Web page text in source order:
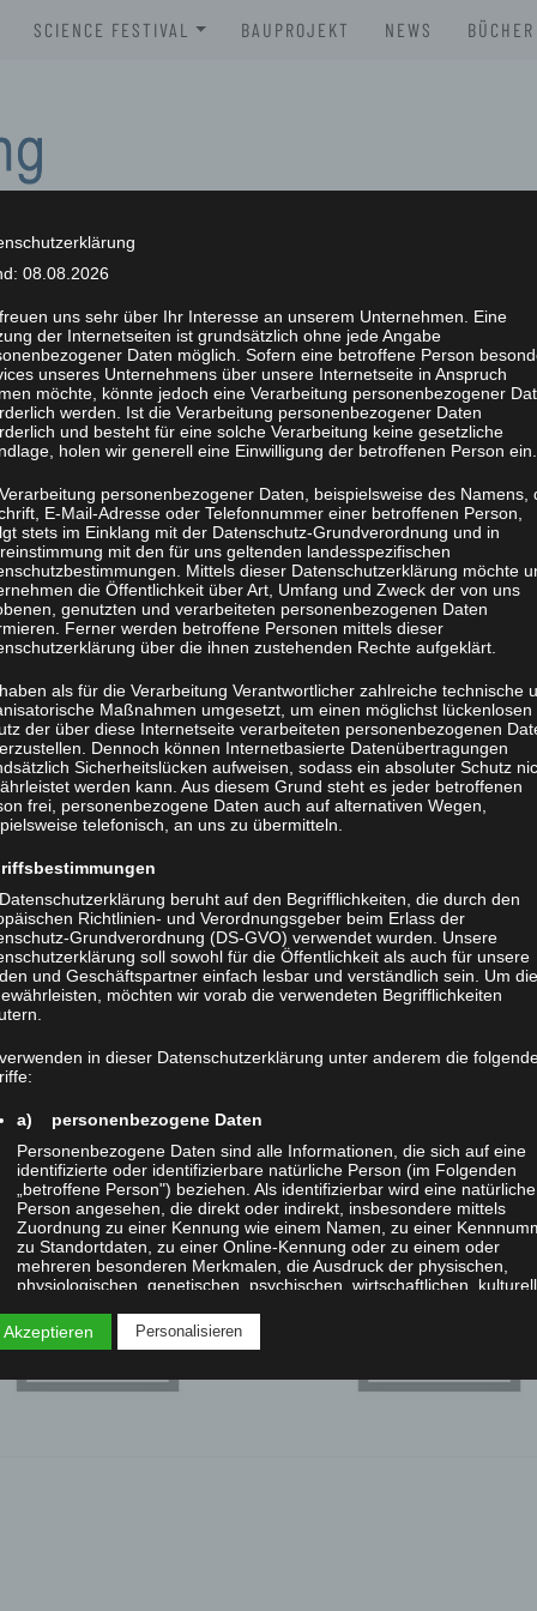
SCIENCE FESTIVAL
XLAB SCIENCE FESTIVAL 2023
SCIENCE FESTIVAL 2004-2023
BAUPROJEKT NEWS BÜCHER
08.08.2026
uns sehr über Ihr Interesse an unserem Unternehmen. Eine
der Internetseiten ist grundsätzlich ohne jede Angabe
Daten möglich. Sofern eine betroffene Person
unseres Unternehmens über unsere Internetseite in Anspruch
möchte, könnte jedoch eine Verarbeitung personenbezogener
werden. Ist die Verarbeitung personenbezogener Daten
und besteht für eine solche Verarbeitung keine gesetzliche
holen wir generell eine Einwilligung der betroffenen Person ein.
personenbezogener Daten, beispielsweise des Namens,
E-Mail-Adresse oder Telefonnummer einer betroffenen Person,
stets im Einklang mit der Datenschutz-Grundverordnung und in
mit den für uns geltenden landesspezifischen
Mittels dieser Datenschutzerklärung möchte
die Öffentlichkeit über Art, Umfang und Zweck der von uns
genutzten und verarbeiteten personenbezogenen Daten
Ferner werden betroffene Personen mittels dieser
über die ihnen zustehenden Rechte aufgeklärt.
als für die Verarbeitung Verantwortlicher zahlreiche technische
Maßnahmen umgesetzt, um einen möglichst lückenlosen
der über diese Internetseite verarbeiteten personenbezogenen
Dennoch können Internetbasierte Datenübertragungen
Sicherheitslücken aufweisen, sodass ein absoluter Schutz
werden kann. Aus diesem Grund steht es jeder betroffenen
frei, personenbezogene Daten auch auf alternativen Wegen,
telefonisch, an uns zu übermitteln.
beruht auf den Begrifflichkeiten, die durch den
Richtlinien- und Verordnungsgeber beim Erlass der
Grundverordnung (DS-GVO) verwendet wurden. Unsere
soll sowohl für die Öffentlichkeit als auch für unsere
und Geschäftspartner einfach lesbar und verständlich sein. Um
möchten wir vorab die verwendeten Begrifflichkeiten
in dieser Datenschutzerklärung unter anderem die
a) personenbezogene Daten
Personenbezogene Daten sind alle Informationen, die sich auf eine
identifizierte oder identifizierbare natürliche Person (im Folgenden
„betroffene Person") beziehen. Als identifizierbar wird eine natürliche
Person angesehen, die direkt oder indirekt, insbesondere mittels
Zuordnung zu einer Kennung wie einem Namen, zu einer
zu Standortdaten, zu einer Online-Kennung oder zu einem oder
mehreren besonderen Merkmalen, die Ausdruck der physischen,
physiologischen, genetischen, psychischen, wirtschaftlichen,
werden kann.
Betroffene Person ist jede identifizierte oder identifizierbare natürliche
Personalisieren